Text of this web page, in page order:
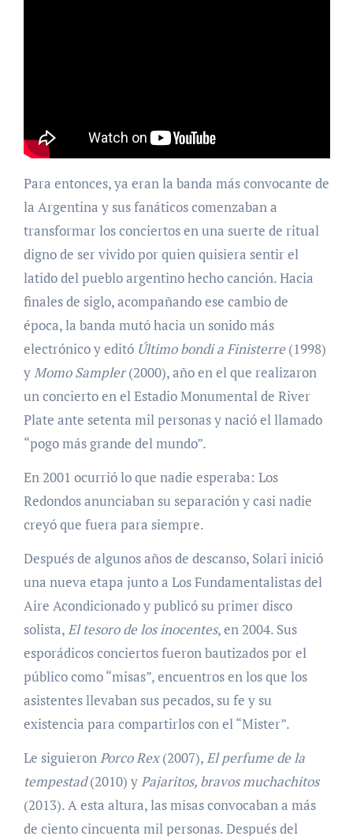
Para entonces, ya eran la banda más convocante de
la Argentina y sus fanáticos comenzaban a
transformar los conciertos en una suerte de ritual
digno de ser vivido por quien quisiera sentir el
latido del pueblo argentino hecho canción. Hacia
finales de siglo, acompañando ese cambio de
época, la banda mutó hacia un sonido más
electrónico y editó Último bondi a Finisterre(1998)
yMomo Sampler(2000), año en el que realizaron
un concierto en el Estadio Monumental de River
Plate ante setenta mil personas y nació el llamado
“pogo más grande del mundo”.
En 2001 ocurrió lo que nadie esperaba: Los
Redondos anunciaban su separación y casi nadie
creyó que fuera para siempre.
Después de algunos años de descanso, Solari inició
una nueva etapa junto a Los Fundamentalistas del
Aire Acondicionado y publicó su primer disco
solista,El tesoro de los inocentes, en 2004. Sus
esporádicos conciertos fueron bautizados por el
público como “misas”, encuentros en los que los
asistentes llevaban sus pecados, su fe y su
existencia para compartirlos con el “Mister”.
Le siguieronPorco Rex(2007),El perfume de la
tempestad(2010) yPajaritos, bravos muchachitos
(2013). A esta altura, las misas convocaban a más
de ciento cincuenta mil personas. Después del